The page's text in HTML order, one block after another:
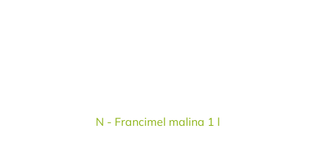
N - Francimel malina 1 l